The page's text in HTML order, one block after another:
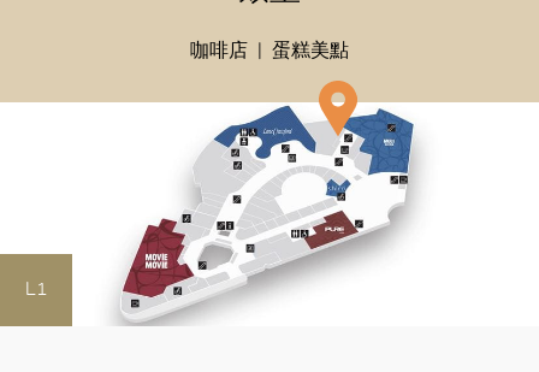
咖啡店 蛋糕美點
L1